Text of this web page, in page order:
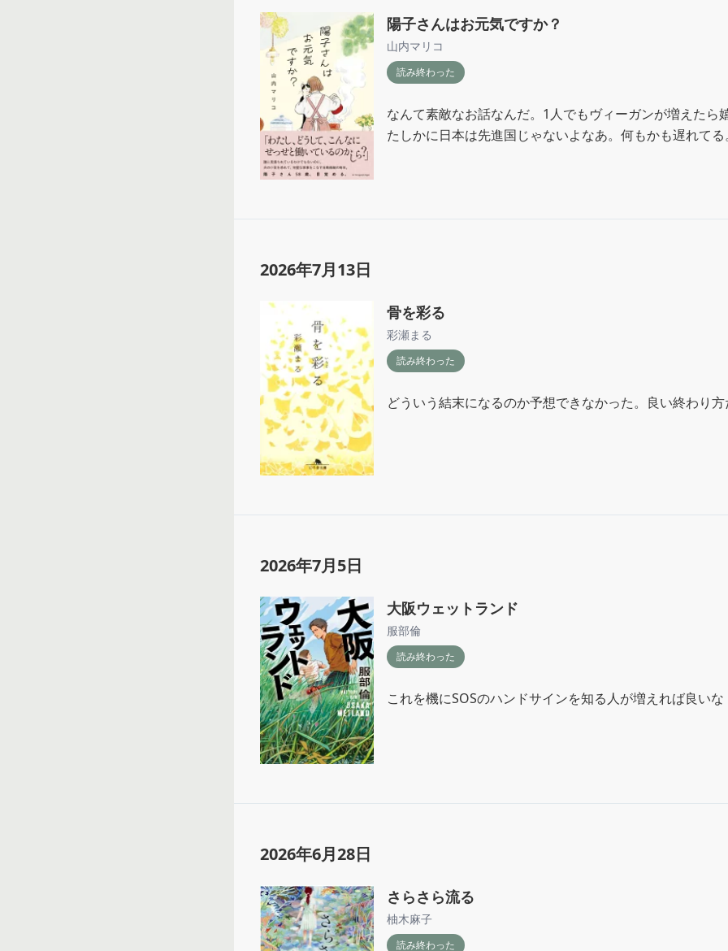
陽子さんはお元気ですか？
山内マリコ
読み終わった
なんて素敵なお話なんだ。1人でもヴィーガンが増えたら
たしかに日本は先進国じゃないよなあ。何もかも遅れてる
2026年7月13日
骨を彩る
彩瀬まる
読み終わった
どういう結末になるのか予想できなかった。良い終わり
2026年7月5日
大阪ウェットランド
服部倫
読み終わった
これを機にSOSのハンドサインを知る人が増えれば良いな
2026年6月28日
さらさら流る
柚木麻子
読み終わった